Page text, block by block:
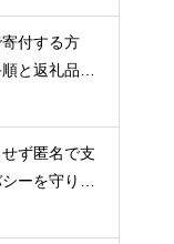
付する方
と返礼品の
ず匿名で支
ーを守り社